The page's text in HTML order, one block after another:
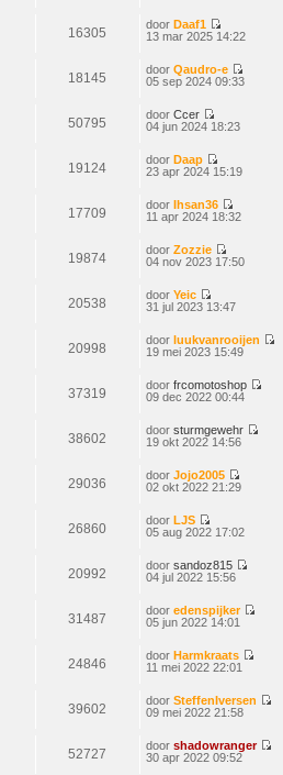
16305
door Daaf1
Bekijk
13 mar 2025 14:22
18145
door Qaudro-e
Bekijk
05 sep 2024 09:33
50795
door Ccer
Bekijk
04 jun 2024 18:23
19124
door Daap
Bekijk
23 apr 2024 15:19
17709
door Ihsan36
Bekijk
11 apr 2024 18:32
19874
door Zozzie
Bekijk
04 nov 2023 17:50
20538
door Yeic
Bekijk
31 jul 2023 13:47
20998
door luukvanrooijen
19 mei 2023 15:49
37319
door frcomotoshop
09 dec 2022 00:44
38602
door sturmgewehr
19 okt 2022 14:56
29036
door Jojo2005
Bekijk
02 okt 2022 21:29
26860
door LJS
Bekijk
05 aug 2022 17:02
20992
door sandoz815
04 jul 2022 15:56
31487
door edenspijker
05 jun 2022 14:01
24846
door Harmkraats
11 mei 2022 22:01
39602
door SteffenIversen
09 mei 2022 21:58
52727
door shadowranger
30 apr 2022 09:52